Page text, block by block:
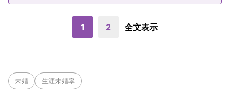
1 2 全文表示
未婚 生涯未婚率